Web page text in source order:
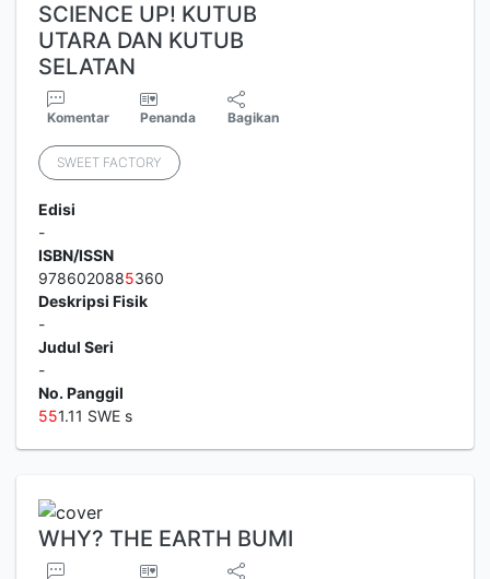
SCIENCE UP! KUTUB
UTARA DAN KUTUB
SELATAN
Komentar Penanda Bagikan
SWEET FACTORY
Edisi
-
ISBN/ISSN
9786020885360
Deskripsi Fisik
-
Judul Seri
-
No. Panggil
551.11 SWE s
WHY? THE EARTH BUMI